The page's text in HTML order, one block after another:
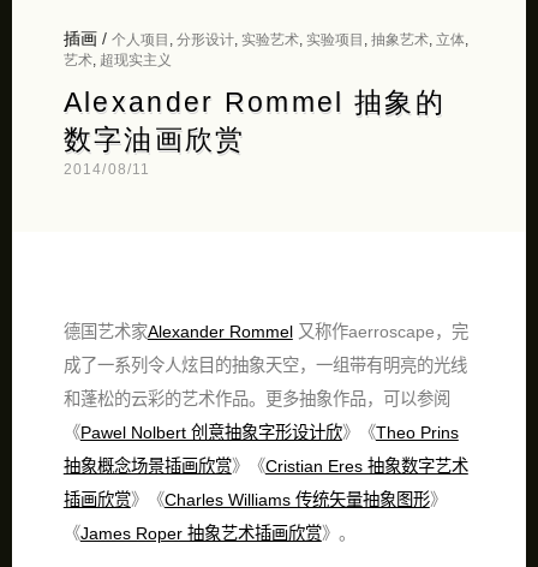
插画/ 个人项目 分形设计, 实验艺术, 实验项目 抽象艺术, 立体,
艺术, 超现实主义
Alexander Rommel 抽象的
数字油画欣赏
2014/08/11
德国艺术家Alexander Rommel又称作aerroscape，完
成了一系列令人炫目的抽象天空，一组带有明亮的光线
和蓬松的云彩的艺术作品。更多抽象作品，可以参阅
《Pawel Nolbert 创意抽象字形设计欣》《Theo Prins
抽象概念场景插画欣赏》《Cristian Eres 抽象数字艺术
插画欣赏》《Charles Williams 传统矢量抽象图形》
《James Roper 抽象艺术插画欣赏》。